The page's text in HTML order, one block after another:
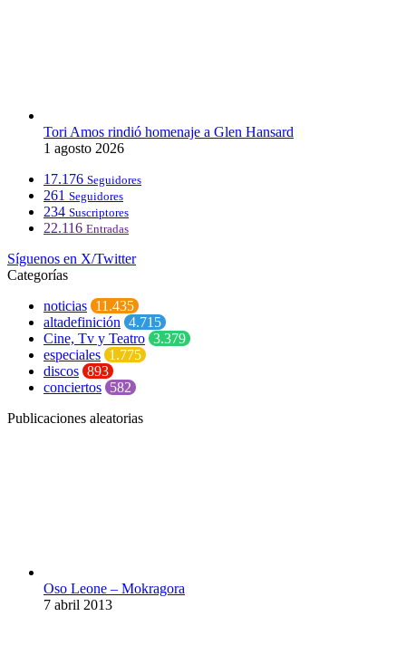
Tori Amos rindió homenaje a Glen Hansard
1 agosto 2026
17.176 Seguidores
261 Seguidores
234 Suscriptores
22.116 Entradas
Síguenos en X/Twitter
Categorías
noticias 11.435
altadefinición 4.715
Cine, Tv y Teatro 3.379
especiales 1.775
discos 893
conciertos 582
Publicaciones aleatorias
Oso Leone – Mokragora
7 abril 2013